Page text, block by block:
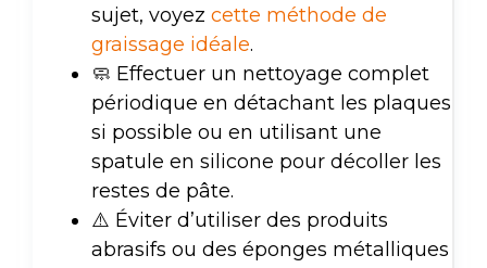
sujet, voyez cette méthode de
graissage idéale.
🧼 Effectuer un nettoyage complet
périodique en détachant les plaques
si possible ou en utilisant une
spatule en silicone pour décoller les
restes de pâte.
⚠️ Éviter d’utiliser des produits
abrasifs ou des éponges métalliques